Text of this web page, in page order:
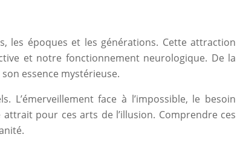
les époques et les générations. Cette attraction
et notre fonctionnement neurologique. De la
essence mystérieuse.
L’émerveillement face à l’impossible, le besoin
pour ces arts de l’illusion. Comprendre ces